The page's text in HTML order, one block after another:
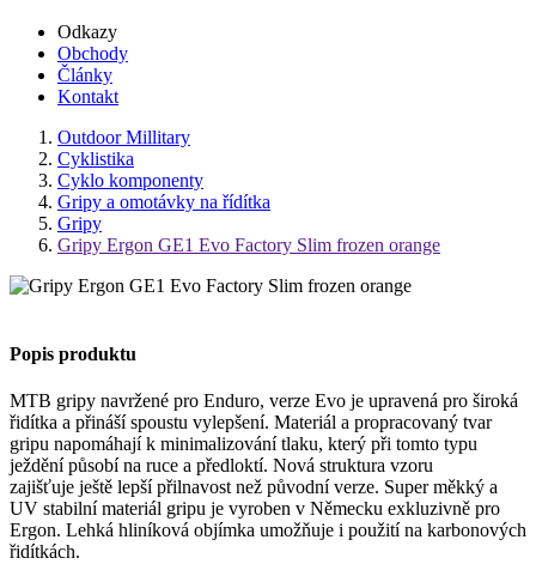
Odkazy
Obchody
Články
Kontakt
Outdoor Millitary
Cyklistika
Cyklo komponenty
Gripy a omotávky na řídítka
Gripy
Gripy Ergon GE1 Evo Factory Slim frozen orange
Popis produktu
MTB gripy navržené pro Enduro, verze Evo je upravená pro široká
řidítka a přináší spoustu vylepšení. Materiál a propracovaný tvar
gripu napomáhají k minimalizování tlaku, který při tomto typu
ježdění působí na ruce a předloktí. Nová struktura vzoru
zajišťuje ještě lepší přilnavost než původní verze. Super měkký a
UV stabilní materiál gripu je vyroben v Německu exkluzivně pro
Ergon. Lehká hliníková objímka umožňuje i použití na karbonových
řidítkách.